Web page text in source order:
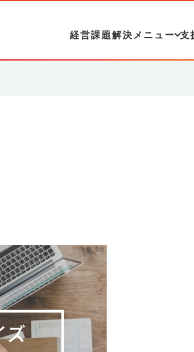
経営課題解決メニュー 支